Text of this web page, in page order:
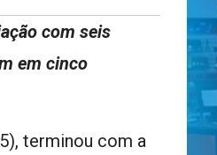
com seis
em cinco
terminou com a